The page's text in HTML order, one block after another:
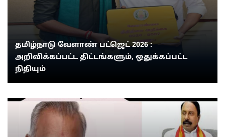
தமிழ்நாடு வேளாண் பட்ஜெட் 2026 :
அறிவிக்கப்பட்ட திட்டங்களும், ஒதுக்கப்பட்ட
நிதியும்